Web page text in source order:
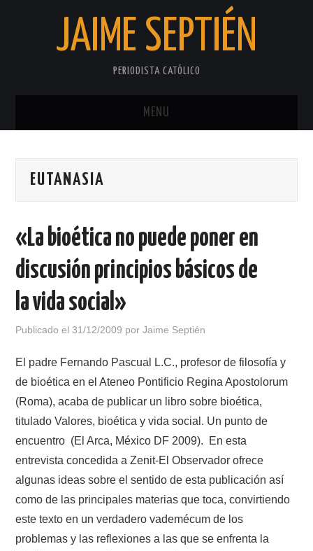
JAIME SEPTIÉN
PERIODISTA CATÓLICO
MENU
SOBRE EL AUTOR
EUTANASIA
«La bioética no puede poner en
discusión principios básicos de
la vida social»
Publicado el31/12/2009 porJaime Septién
El padre Fernando Pascual L.C., profesor de filosofía y
de bioética en el Ateneo Pontificio Regina Apostolorum
(Roma), acaba de publicar un libro sobre bioética,
titulado Valores, bioética y vida social. Un punto de
encuentro (El Arca, México DF 2009). En esta
entrevista concedida a Zenit-El Observador ofrece
algunas ideas sobre el sentido de esta publicación así
como de las principales materias que toca, convirtiendo
este texto en un verdadero vademécum de los
problemas y las reflexiones a las que se enfrenta la